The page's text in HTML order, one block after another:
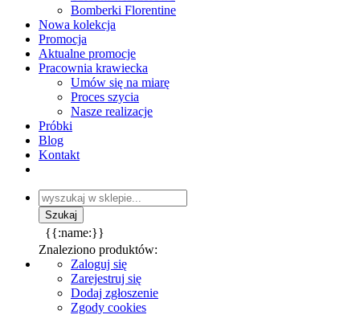
Bomberki Florentine
Nowa kolekcja
Promocja
Aktualne promocje
Pracownia krawiecka
Umów się na miarę
Proces szycia
Nasze realizacje
Próbki
Blog
Kontakt
{{:name:}}
Znaleziono produktów:
Zaloguj się
Zarejestruj się
Dodaj zgłoszenie
Zgody cookies